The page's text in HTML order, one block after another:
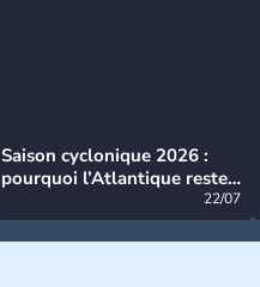
Saison cyclonique 2026 :
pourquoi l’Atlantique reste
22/07